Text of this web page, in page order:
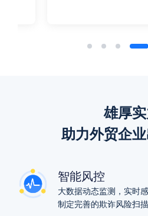
雄厚
助力外贸企
智能风控
大数据动态监测，实时
制定完善的欺诈风险扫